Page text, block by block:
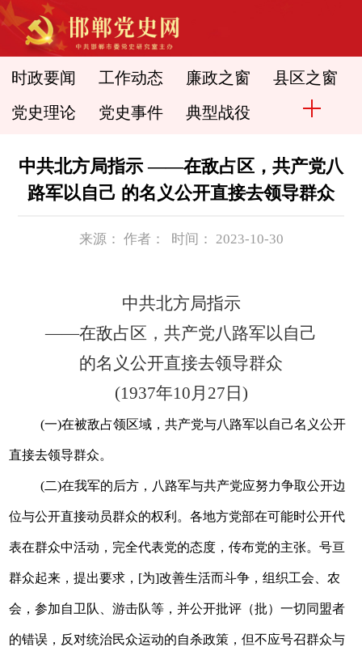
时政要闻 工作动态 廉政之窗 县区之窗
党史理论 党史事件 典型战役
中共北方局指示 ——在敌占区，共产党八
路军以自己 的名义公开直接去领导群众
来源： 作者： 时间： 2023-10-30
中共北方局指示
——在敌占区，共产党八路军以自己
的名义公开直接去领导群众
(1937年10月27 日)
(一)在被敌占领区域，共产党与八路军以自己名义公开
直接去领导群众。
(二)在我军的后方，八路军与共产党应努力争取公开边
位与公开直接动员群众的权利。各地方党部在可能时公开代
表在群众中活动，完全代表党的态度，传布党的主张。号亘
群众起来，提出要求，[为]改善生活而斗争，组织工会、农
会，参加自卫队、游击队等，并公开批评（批）一切同盟者
的错误，反对统治民众运动的自杀政策，但不应号召群众与